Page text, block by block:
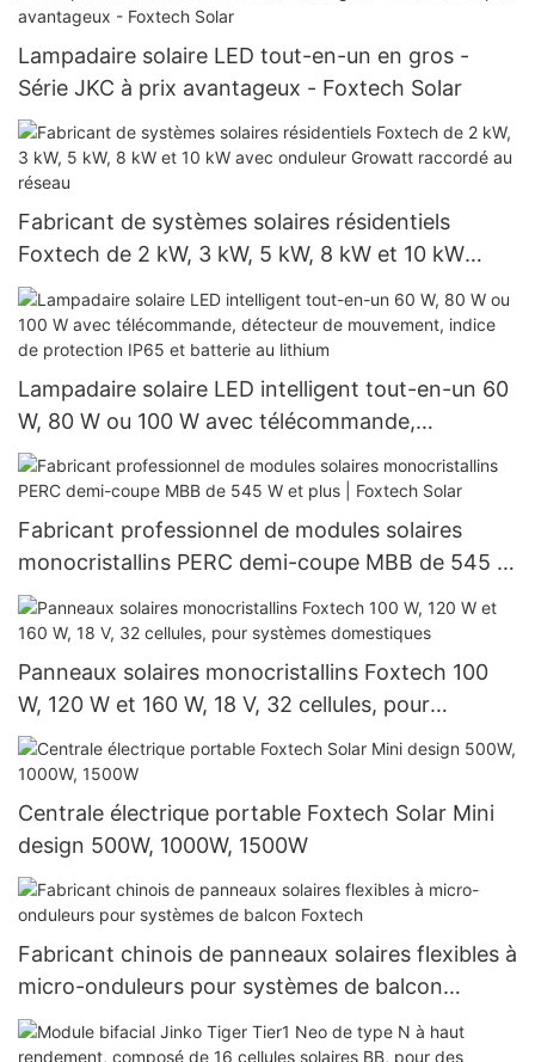
Lampadaire solaire LED tout-en-un en gros -
Série JKC à prix avantageux - Foxtech Solar
Fabricant de systèmes solaires résidentiels
Foxtech de 2 kW, 3 kW, 5 kW, 8 kW et 10 kW
avec onduleur Growatt raccordé au réseau
Lampadaire solaire LED intelligent tout-en-un 60
W, 80 W ou 100 W avec télécommande,
détecteur de mouvement, indice de protection
IP65 et batterie au lithium
Fabricant professionnel de modules solaires
monocristallins PERC demi-coupe MBB de 545 W
et plus | Foxtech Solar
Panneaux solaires monocristallins Foxtech 100
W, 120 W et 160 W, 18 V, 32 cellules, pour
systèmes domestiques
Centrale électrique portable Foxtech Solar Mini
design 500W, 1000W, 1500W
Fabricant chinois de panneaux solaires flexibles à
micro-onduleurs pour systèmes de balcon
Foxtech